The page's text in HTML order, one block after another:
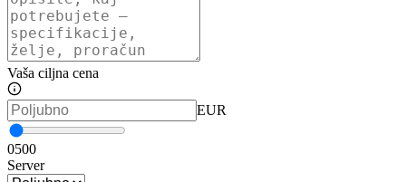
Vaša ciljna cena
EUR
0500
Server